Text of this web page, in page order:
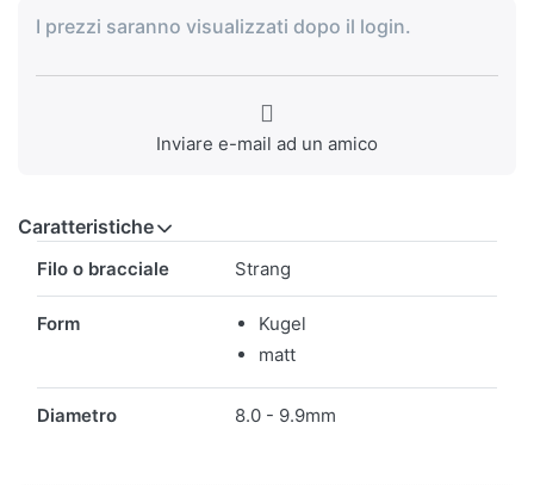
I prezzi saranno visualizzati dopo il login.
Inviare e-mail ad un amico
Caratteristiche
Filo o bracciale Strang
Form
Kugel
matt
Diametro 8.0 - 9.9mm